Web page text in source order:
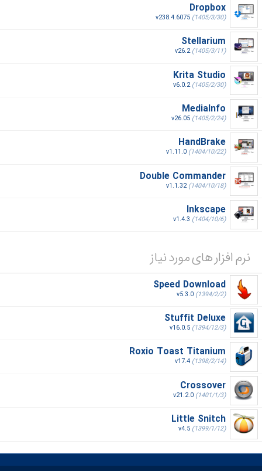
Dropbox
v238.4.6075 (1405/3/30)
Stellarium
v26.2(1405/3/11)
Krita Studio
v6.0.2(1405/2/30)
MediaInfo
v26.05 (1405/2/24)
HandBrake
v1.11.0 (1404/10/22)
Double Commander
v1.1.32(1404/10/18)
Inkscape
v1.4.3 (1404/10/6)
نرم افزار های مورد نیاز
Speed Download
v5.3.0 (1394/2/2)
Stuffit Deluxe
v16.0.5 (1394/12/3)
Roxio Toast Titanium
v17.4 (1398/2/14)
Crossover
v21.2.0 (1401/1/3)
Little Snitch
v4.5 (1399/1/12)